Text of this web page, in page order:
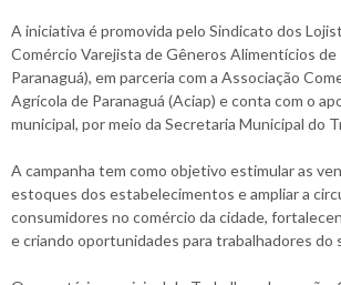
A iniciativa é promovida pelo Sindicato dos
Comércio Varejista de Gêneros Alimentícios de
Paranaguá), em parceria com a Associação
Agrícola de Paranaguá (Aciap) e conta com o
municipal, por meio da Secretaria Municipal do
A campanha tem como objetivo estimular as
estoques dos estabelecimentos e ampliar a
consumidores no comércio da cidade,
e criando oportunidades para trabalhadores do